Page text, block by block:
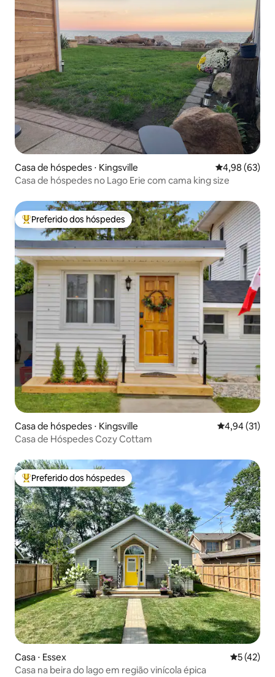
Casa de hóspedes ⋅ Kingsville 4,98 de uma
4,98 (63)
Casa de hóspedes no Lago Erie com cama king size
Entre os melhores preferidos dos hóspedes
Preferido dos hóspedes
Casa de hóspedes ⋅ Kingsville 4,94 de uma
4,94 (31)
Casa de Hóspedes Cozy Cottam
Entre os melhores preferidos dos hóspedes
Preferido dos hóspedes
Casa ⋅ Essex 5 de uma
5 (42)
Casa na beira do lago em região vinícola épica